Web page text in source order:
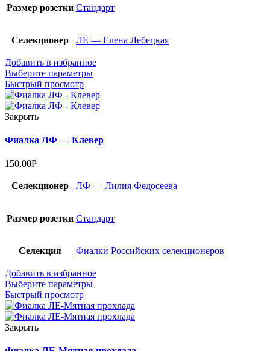
Размер розетки Стандарт
Селекционер ЛЕ — Елена Лебецкая
Добавить в избранное
Выберите параметры
Быстрый просмотр
Закрыть
Фиалка ЛФ — Клевер
150,00Р
Селекционер ЛФ — Лилия Федосеева
Размер розетки Стандарт
Селекция Фиалки Российских селекционеров
Добавить в избранное
Выберите параметры
Быстрый просмотр
Закрыть